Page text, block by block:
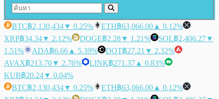
BTC฿2,130,434▼ 0.25% ETH฿63,066.00 ▲ 0.12%
XRP฿34.34▼ 2.12% DOGE฿2.28▼ 1.21% SOL฿2,406.27▼
1.51%
ADA฿6.66 ▲ 5.39% DOT฿27.21 ▼ 2.32%
AVAX฿213.70▼ 2.76% LINK฿271.37 ▲ 0.83%
KUB฿20.24▼ 0.04%
BTC฿2,130,434▼ 0.25% ETH฿63,066.00 ▲ 0.12%